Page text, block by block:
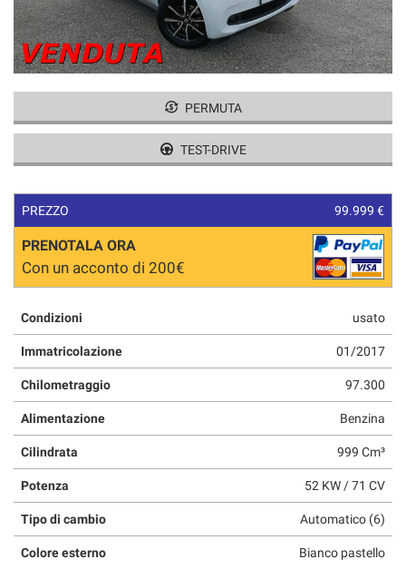
CONTATTI
PERMUTA
TEST-DRIVE
PREZZO 99.999 €
PRENOTALA ORA
Con un acconto di 200€
Condizioni usato
Immatricolazione 01/2017
Chilometraggio 97.300
Alimentazione Benzina
Cilindrata 999 Cm³
Potenza 52 KW / 71 CV
Tipo di cambio Automatico (6)
Colore esterno Bianco pastello
tracciamento
che
adottiamo
per
e
le
di
seguito
descritte.
Per
ottenere
informazioni
sull'utilità
e
sul
funzionamento
di
questi
di
tracciamento
rimanda
alla
cookie